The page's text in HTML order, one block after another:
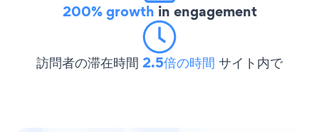
200% growth in engagement
訪問者の滞在時間 2.5倍の時間 サイト内で